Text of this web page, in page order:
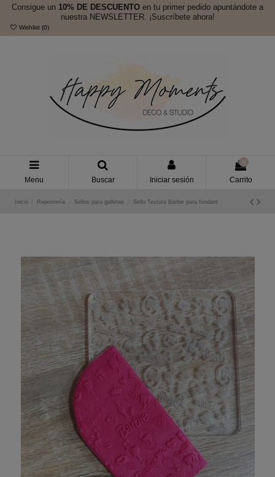
Consigue un 10% DE DESCUENTO en tu primer pedido apuntándote a
nuestra NEWSLETTER. ¡Suscríbete ahora!
Wishlist (0)
Menu Buscar Iniciar sesión Carrito
Inicio Repostería Sellos para galletas Sello Textura Barbie para fondant